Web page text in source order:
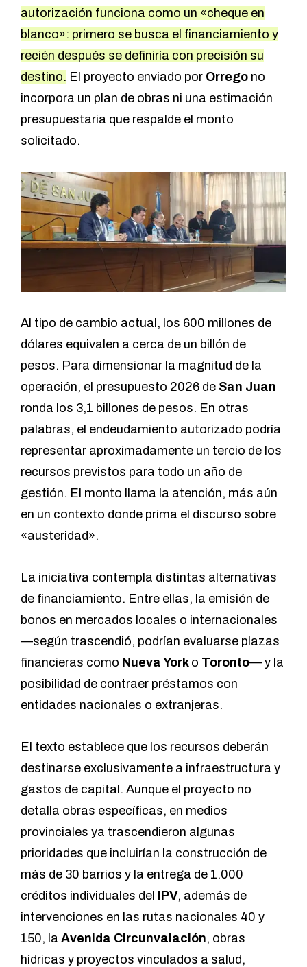
autorización funciona como un «cheque en
blanco»: primero se busca el financiamiento y
recién después se definiría con precisión su
destino. El proyecto enviado por Orrego no
incorpora un plan de obras ni una estimación
presupuestaria que respalde el monto
solicitado.
Al tipo de cambio actual, los 600 millones de
dólares equivalen a cerca de un billón de
pesos. Para dimensionar la magnitud de la
operación, el presupuesto 2026 de San Juan
ronda los 3,1 billones de pesos. En otras
palabras, el endeudamiento autorizado podría
representar aproximadamente un tercio de los
recursos previstos para todo un año de
gestión. El monto llama la atención, más aún
en un contexto donde prima el discurso sobre
«austeridad».
La iniciativa contempla distintas alternativas
de financiamiento. Entre ellas, la emisión de
bonos en mercados locales o internacionales
—según trascendió, podrían evaluarse plazas
financieras como Nueva York o Toronto— y la
posibilidad de contraer préstamos con
entidades nacionales o extranjeras.
El texto establece que los recursos deberán
destinarse exclusivamente a infraestructura y
gastos de capital. Aunque el proyecto no
detalla obras específicas, en medios
provinciales ya trascendieron algunas
prioridades que incluirían la construcción de
más de 30 barrios y la entrega de 1.000
créditos individuales del IPV, además de
intervenciones en las rutas nacionales 40 y
150, la Avenida Circunvalación, obras
hídricas y proyectos vinculados a salud,